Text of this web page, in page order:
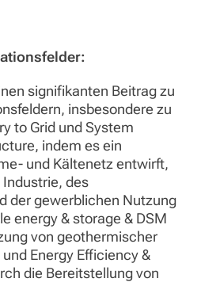
signifikanten Beitrag zu
insbesondere zu
to Grid und System
indem es ein
und Kältenetz entwirft,
Industrie, des
der gewerblichen Nutzung
energy & storage & DSM
von geothermischer
Energy Efficiency &
die Bereitstellung von